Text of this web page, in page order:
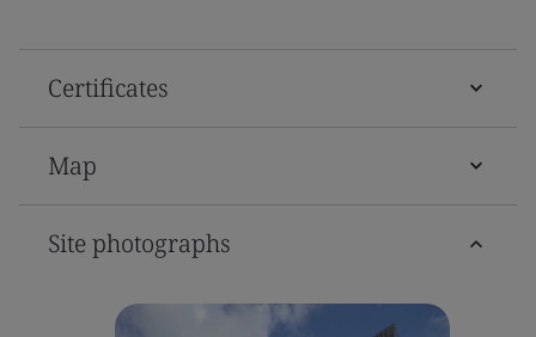
Certificates
Map
Site photographs